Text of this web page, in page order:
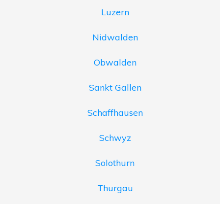
Luzern
Nidwalden
Obwalden
Sankt Gallen
Schaffhausen
Schwyz
Solothurn
Thurgau